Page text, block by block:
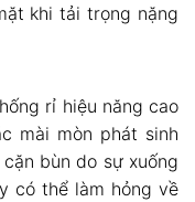
khi tải trọng nặng
rỉ hiệu năng cao
mài mòn phát sinh
bùn do sự xuống
có thể làm hỏng về